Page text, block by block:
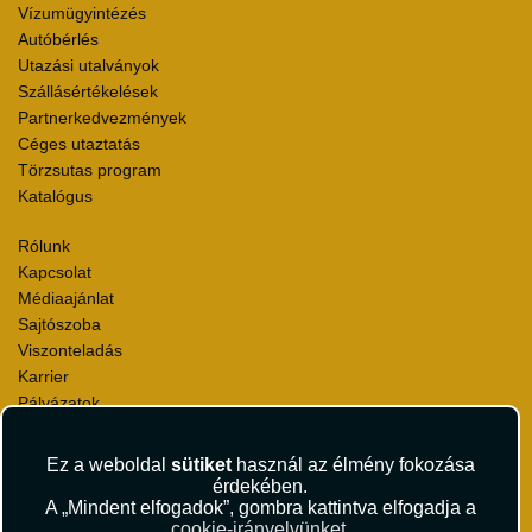
Ez a weboldal sütikethasznál az élmény fokozása
érdekében.
A „Mindent elfogadok”, gombra kattintva elfogadja a
Vízumügyintézés
Autóbérlés
Utazási utalványok
Szállásértékelések
Partnerkedvezmények
Céges utaztatás
Törzsutas program
Katalógus
Rólunk
Kapcsolat
Médiaajánlat
Sajtószoba
Viszonteladás
Karrier
Pályázatok
Környezettudatosság
Utazási Csomag Szerződési Feltételek